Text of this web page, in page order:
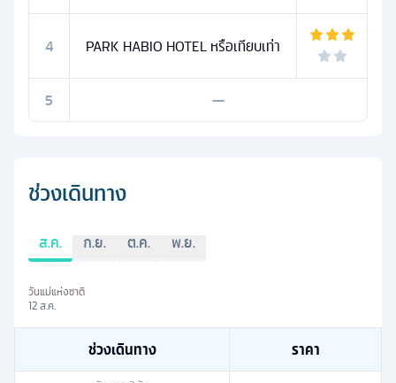
4 PARK HABIO HOTEL หรือเทียบเท่า
5 —
ช่วงเดินทาง
ส.ค. ก.ย. ต.ค. พ.ย.
วันแม่แห่งชาติ
12 ส.ค.
ช่วงเดินทาง ราคา